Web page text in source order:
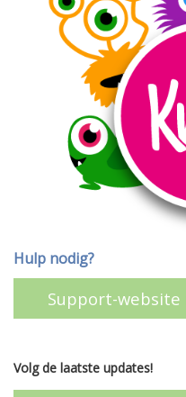
Hulp nodig?
Support-
Volg de laatste updates!